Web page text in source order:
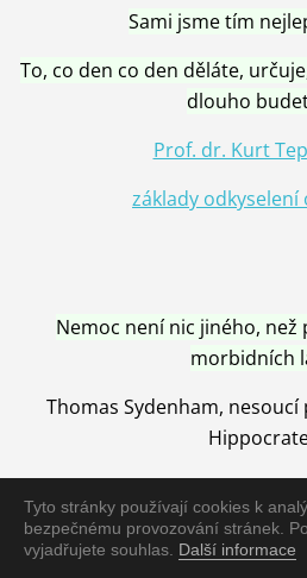
Tyto stránky používají cookies k
bezpečnému provozování stránek.
vyjadřujete souhlas. Další informace
Sami jsme tím
To, co den co den děláte,
dlouho
Prof. dr. Kurt
základy
Nemoc není nic jiného, než
morbidních
Thomas Sydenham,
Nemoc je vyléčena jen pomocí